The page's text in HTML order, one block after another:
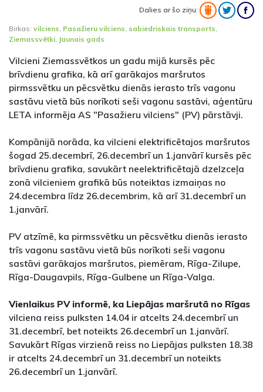
Dalies ar šo ziņu:
Birkas: vilciens, Pasažieru vilciens, sabiedriskais transports,
Ziemassvētki, Jaunais gads
Vilcieni Ziemassvētkos un gadu mijā kursēs pēc
brīvdienu grafika, kā arī garākajos maršrutos
pirmssvētku un pēcsvētku dienās ierasto trīs vagonu
sastāvu vietā būs norīkoti seši vagonu sastāvi, aģentūru
LETA informēja AS "Pasažieru vilciens" (PV) pārstāvji.
Kompānijā norāda, ka vilcieni elektrificētajos maršrutos
šogad 25.decembrī, 26.decembrī un 1.janvārī kursēs pēc
brīvdienu grafika, savukārt neelektrificētajā dzelzceļa
zonā vilcieniem grafikā būs noteiktas izmaiņas no
24.decembra līdz 26.decembrim, kā arī 31.decembrī un
1.janvārī.
PV atzīmē, ka pirmssvētku un pēcsvētku dienās ierasto
trīs vagonu sastāvu vietā būs norīkoti seši vagonu
sastāvi garākajos maršrutos, piemēram, Rīga-Zilupe,
Rīga-Daugavpils, Rīga-Gulbene un Rīga-Valga.
Vienlaikus PV informē, ka Liepājas maršrutā no Rīgas
vilciena reiss pulksten 14.04 ir atcelts 24.decembrī un
31.decembrī, bet noteikts 26.decembrī un 1.janvārī.
Savukārt Rīgas virzienā reiss no Liepājas pulksten 18.38
ir atcelts 24.decembrī un 31.decembrī un noteikts
26.decembrī un 1.janvārī.